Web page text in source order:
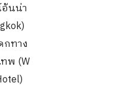
นน่า
กทาง
พ (W